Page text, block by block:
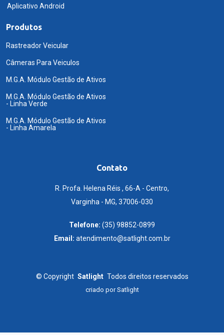
Aplicativo Android
Produtos
Rastreador Veicular
Câmeras Para Veiculos
M.G.A. Módulo Gestão de Ativos
M.G.A. Módulo Gestão de Ativos
- Linha Verde
M.G.A. Módulo Gestão de Ativos
- Linha Amarela
Contato
R. Profa. Helena Réis , 66-A - Centro,
Varginha - MG, 37006-030
Telefone: (35) 98852-0899
Email: atendimento@satlight.com.br
© Copyright Satlight Todos direitos reservados
criado porSatlight